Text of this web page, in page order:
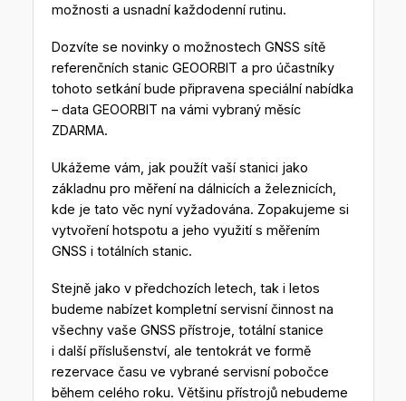
možnosti a usnadní každodenní rutinu.
Dozvíte se novinky o možnostech GNSS sítě
referenčních stanic GEOORBIT a pro účastníky
tohoto setkání bude připravena speciální nabídka
– data GEOORBIT na vámi vybraný měsíc
ZDARMA.
Ukážeme vám, jak použít vaší stanici jako
základnu pro měření na dálnicích a železnicích,
kde je tato věc nyní vyžadována. Zopakujeme si
vytvoření hotspotu a jeho využití s měřením
GNSS i totálních stanic.
Stejně jako v předchozích letech, tak i letos
budeme nabízet kompletní servisní činnost na
všechny vaše GNSS přístroje, totální stanice
i další příslušenství, ale tentokrát ve formě
rezervace času ve vybrané servisní pobočce
během celého roku. Většinu přístrojů nebudeme